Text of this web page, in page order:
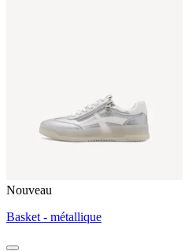
Nouveau
Basket - métallique